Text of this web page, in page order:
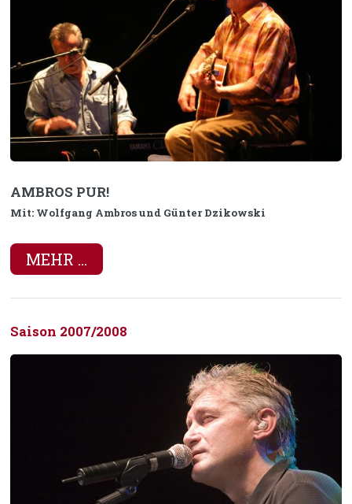
AMBROS PUR!
Mit: Wolfgang Ambros und Günter Dzikowski
MEHR ...
Saison 2007/2008